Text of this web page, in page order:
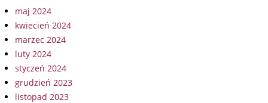
maj 2024
kwiecień 2024
marzec 2024
luty 2024
styczeń 2024
grudzień 2023
listopad 2023